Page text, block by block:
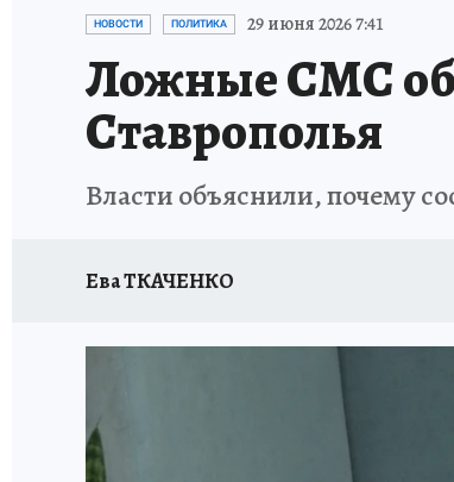
ПРОИСШЕСТВИЯ АФИША
НОВОСТИ ПОЛИТИКА 29 июня 2026 7:41
Ложные СМС об
Ставрополья
Власти объяснили, почему
Ева ТКАЧЕНКО